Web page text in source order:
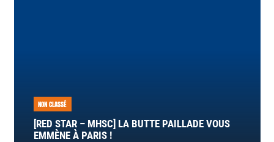
NON CLASSÉ
[RED STAR – MHSC] LA BUTTE PAILLADE VOUS
EMMÈNE À PARIS !